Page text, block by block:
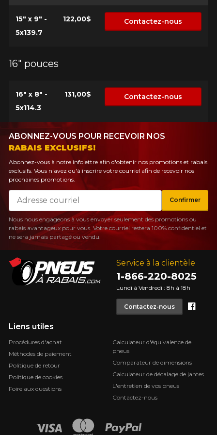
RABAIS10
PRODUITS SÉLECTIONNÉS.
MINIMUM DE 500$ AVANT TAXES.
POUR UN TEMPS LIMITÉ SUR
15" x 9" -
5x139.7
122,00$ Contactez-nous
16" pouces
16" x 8" -
5x114.3
131,00$ Contactez-nous
Service à la clientèle
1-866-220-8025
Lundi à Vendredi : 8h à 18h
Contactez-nous
Liens utiles
Procédures d'achat
Méthodes de paiement
Politique de retour
Politique de cookies
Foire aux questions
Calculateur d'équivalence de
pneus
Comparateur de dimensions
Calculateur de décalage de jantes
L'entretien de vos pneus
Contactez-nous
ABONNEZ-VOUS POUR RECEVOIR NOS
RABAIS EXCLUSIFS!
Abonnez-vous à notre infolettre afin d'obtenir nos promotions et rabais
exclusifs. Vous n'avez qu'à inscrire votre courriel afin de recevoir nos
prochaines promotions.
Courriel
Confirmer
Nous nous engageons à vous envoyer seulement des promotions ou
rabais avantageux pour vous. Votre courriel restera 100% confidentiel et
ne sera jamais partagé ou vendu.